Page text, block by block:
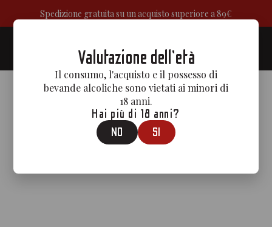
Spedizione gratuita su un acquisto superiore a 89€
Valutazione dell'età
Il consumo, l'acquisto e il possesso di
bevande alcoliche sono vietati ai minori di
18 anni.
Hai più di 18 anni?
NO
SI